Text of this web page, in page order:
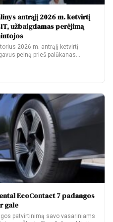
antrąjį 2026 m. ketvirtį
užbaigdamas perėjimą
2026 m. antrąjį ketvirtį
pelną prieš palūkanas…
EcoContact 7 padangos
gale
patvirtinimą savo vasariniams